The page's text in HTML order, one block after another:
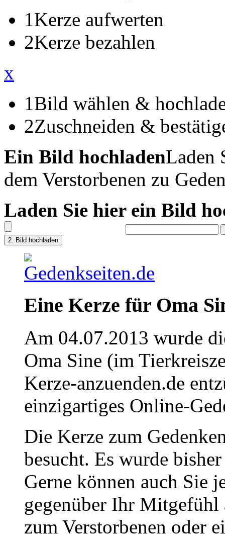
1Kerze aufwerten
2Kerze bezahlen
x
1Bild wählen &
2Zuschneiden &
Ein Bild hochladenLaden
dem Verstorbenen zu
Laden Sie hier ein Bild
Eine Kerze für Oma
Am 04.07.2013 wurde
Oma Sine (im
Kerze-anzuenden.de
einzigartiges Online-
Die Kerze zum
besucht. Es wurde
Gerne können auch Sie
gegenüber Ihr Mitgefühl
zum Verstorbenen oder